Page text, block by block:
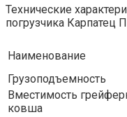
Технические
погрузчика Карпатец
Наименование
Грузоподъемность
Вместимость
ковша